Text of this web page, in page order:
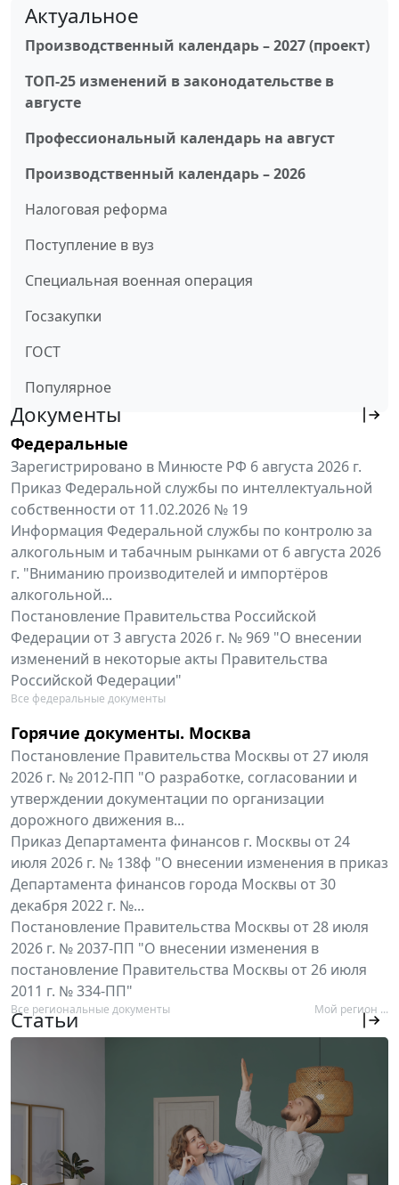
Актуальное
Производственный календарь – 2027 (проект)
ТОП-25 изменений в законодательстве в
августе
Профессиональный календарь на август
Производственный календарь – 2026
Налоговая реформа
Поступление в вуз
Специальная военная операция
Госзакупки
ГОСТ
Популярное
Документы
Федеральные
Зарегистрировано в Минюсте РФ 6 августа 2026 г.
Приказ Федеральной службы по интеллектуальной
собственности от 11.02.2026 № 19
Информация Федеральной службы по контролю за
алкогольным и табачным рынками от 6 августа 2026
г. "Вниманию производителей и импортёров
алкогольной...
Постановление Правительства Российской
Федерации от 3 августа 2026 г. № 969 "О внесении
изменений в некоторые акты Правительства
Российской Федерации"
Все федеральные документы
Горячие документы. Москва
Постановление Правительства Москвы от 27 июля
2026 г. № 2012-ПП "О разработке, согласовании и
утверждении документации по организации
дорожного движения в...
Приказ Департамента финансов г. Москвы от 24
июля 2026 г. № 138ф "О внесении изменения в приказ
Департамента финансов города Москвы от 30
декабря 2022 г. №...
Постановление Правительства Москвы от 28 июля
2026 г. № 2037-ПП "О внесении изменения в
постановление Правительства Москвы от 26 июля
2011 г. № 334-ПП"
Все региональные документы Мой регион ...
Статьи